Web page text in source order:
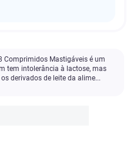
Comprimidos Mastigáveis é um
tem intolerância à lactose, mas
derivados de leite da alime...